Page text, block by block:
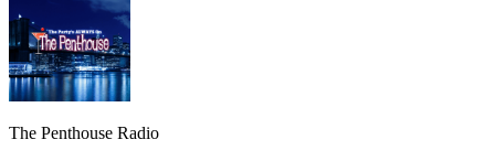
The Penthouse Radio